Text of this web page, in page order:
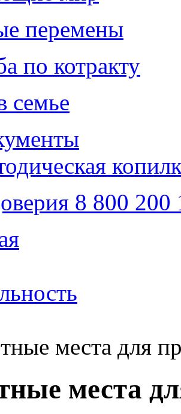
перемены
по котракту
семье
8 800 200
места для
места